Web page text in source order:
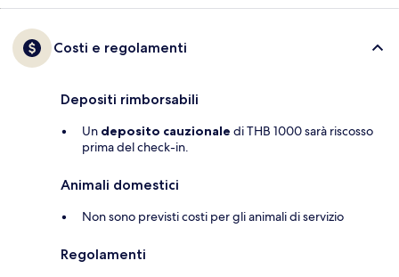
Costi e regolamenti
Depositi rimborsabili
Un deposito cauzionale di THB 1000 sarà riscosso
prima del check-in.
Animali domestici
Non sono previsti costi per gli animali di servizio
Regolamenti